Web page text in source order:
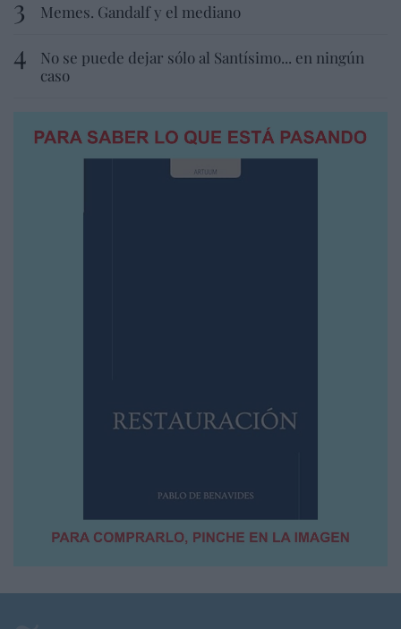
Memes. Gandalf y el mediano
No se puede dejar sólo al Santísimo... en ningún
caso